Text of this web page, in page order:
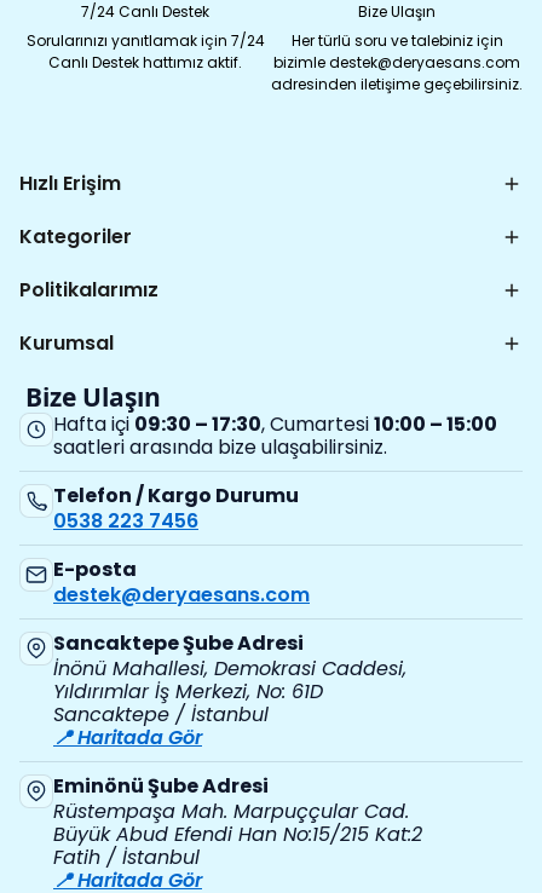
7/24 Canlı Destek
Sorularınızı yanıtlamak için 7/24
Canlı Destek hattımız aktif.
Bize Ulaşın
Her türlü soru ve talebiniz için
bizimle destek@deryaesans.com
adresinden iletişime geçebilirsiniz.
Hızlı Erişim
Kategoriler
Politikalarımız
Kurumsal
Bize Ulaşın
Hafta içi 09:30 – 17:30, Cumartesi10:00 – 15:00
saatleri arasında bize ulaşabilirsiniz.
Telefon / Kargo Durumu
0538 223 7456
E-posta
destek@deryaesans.com
Sancaktepe Şube Adresi
İnönü Mahallesi, Demokrasi Caddesi,
Yıldırımlar İş Merkezi, No: 61D
Sancaktepe / İstanbul
📍 Haritada Gör
Eminönü Şube Adresi
Rüstempaşa Mah. Marpuççular Cad.
Büyük Abud Efendi Han No:15/215 Kat:2
Fatih / İstanbul
📍 Haritada Gör